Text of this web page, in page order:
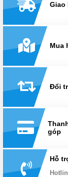
Giao
Mua
Đổi
góp
Hỗ